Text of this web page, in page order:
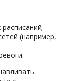
(например,